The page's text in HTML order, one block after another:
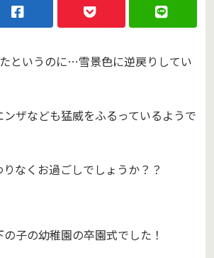
というのに…雪景色に逆戻りしてい
ンザなども猛威をふるっているようで
なくお過ごしでしょうか？？
子の幼稚園の卒園式でした！